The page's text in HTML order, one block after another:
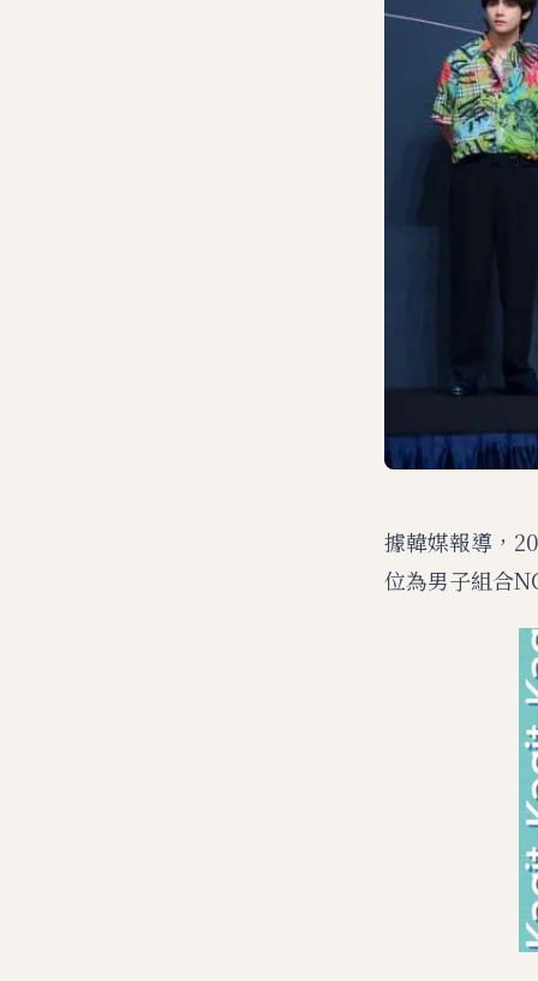
據韓媒報導，
位為男子組合